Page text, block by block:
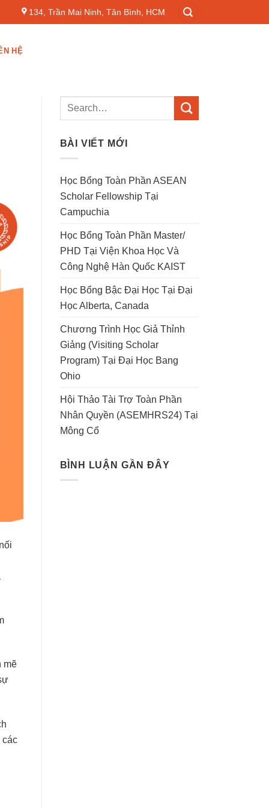
134, Trần Mai Ninh, Tân Bình, HCM
HỆ
mẽ
các
BÀI VIẾT MỚI
Học Bổng Toàn Phần ASEAN
Scholar Fellowship Tại
Campuchia
Học Bổng Toàn Phần Master/
PHD Tại Viện Khoa Học Và
Công Nghệ Hàn Quốc KAIST
Học Bổng Bậc Đại Học Tại Đại
Học Alberta, Canada
Chương Trình Học Giả Thỉnh
Giảng (Visiting Scholar
Program) Tại Đại Học Bang
Ohio
Hội Thảo Tài Trợ Toàn Phần
Nhân Quyền (ASEMHRS24) Tại
Mông Cổ
BÌNH LUẬN GẦN ĐÂY